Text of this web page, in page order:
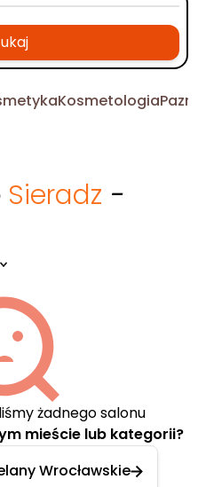
Kosmetologia
Sieradz -
żadnego salonu
mieście lub kategorii?
Wrocławskie